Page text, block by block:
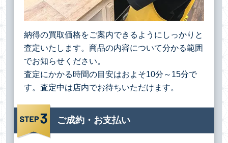
納得の買取価格をご案内できるようにしっかりと
査定いたします。商品の内容について分かる範囲
でお知らせください。
査定にかかる時間の目安はおよそ10分～15分で
す。査定中は店内でお待ちいただけます。
ご成約・お支払い